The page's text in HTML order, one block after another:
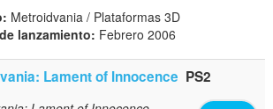
Metroidvania / Plataformas 3D
lanzamiento: Febrero 2006
Lament of Innocence PS2